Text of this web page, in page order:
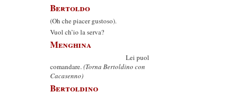
Bertoldo
(Oh che piacer gustoso).
Vuol ch’io la serva?
Menghina
Lei puol
comandare.(Torna Bertoldino con
Cacasenno)
Bertoldino